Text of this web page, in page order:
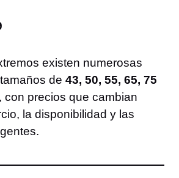
existen numerosas
de 43, 50, 55, 65, 75
, con precios que cambian
la disponibilidad y las